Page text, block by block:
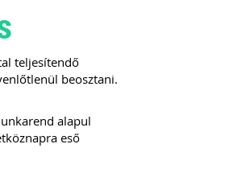
teljesítendő
beosztani.
alapul
eső